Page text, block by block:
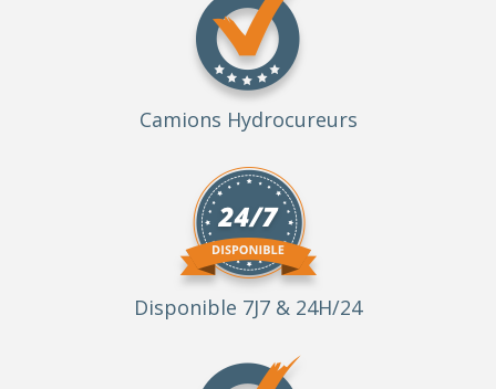
Camions Hydrocureurs
Disponible 7J7 & 24H/24